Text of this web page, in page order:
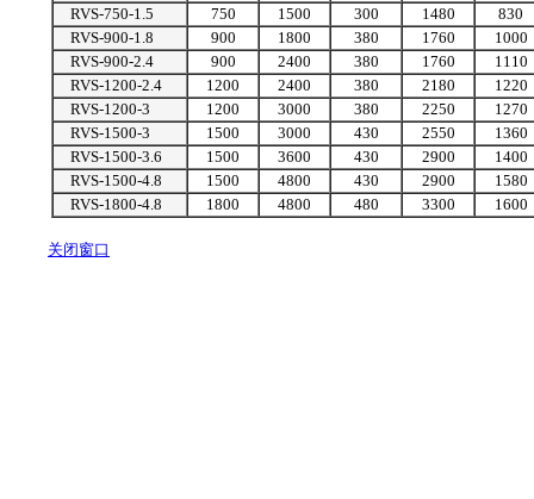
RVS-750-1.5 750 1500 300 1480
830
RVS-900-1.8
900 1800 380 1760
1000
RVS-900-2.4
900 2400 380 1760
1110
RVS-1200-2.4
1200 2400 380 2180
1220
RVS-1200-3
1200 3000 380 2250
1270
RVS-1500-3
1500 3000 430 2550
1360
RVS-1500-3.6
1500 3600 430 2900
1400
RVS-1500-4.8
1500 4800 430 2900
1580
RVS-1800-4.8
1800 4800 480 3300 1600
关闭窗口